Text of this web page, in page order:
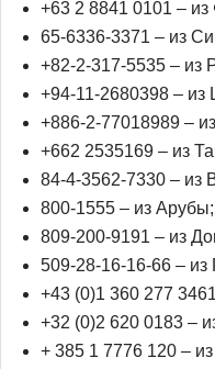
+63 2 8841 0101 –
65-6336-3371 – из
+82-2-317-5535 – из
+94-11-2680398 – из
+886-2-77018989 –
+662 2535169 – из
84-4-3562-7330 – из
800-1555 – из Арубы;
809-200-9191 – из
509-28-16-16-66 – из
+43 (0)1 360 277
+32 (0)2 620 0183 –
+ 385 1 7776 120 –